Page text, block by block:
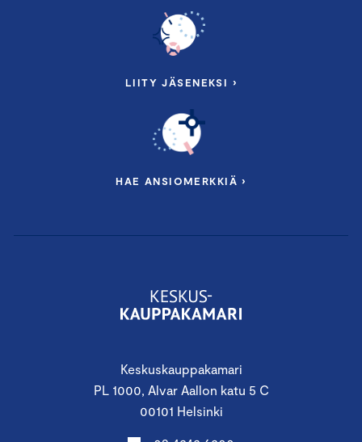
Keskuskauppakamari
PL 1000, Alvar Aallon katu 5 C
00101 Helsinki
LIITY JÄSENEKSI ›
HAE ANSIOMERKKIÄ ›